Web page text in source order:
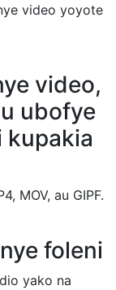
video yoyote
video,
ubofye
kupakia
MOV, au GIPF.
foleni
yako na